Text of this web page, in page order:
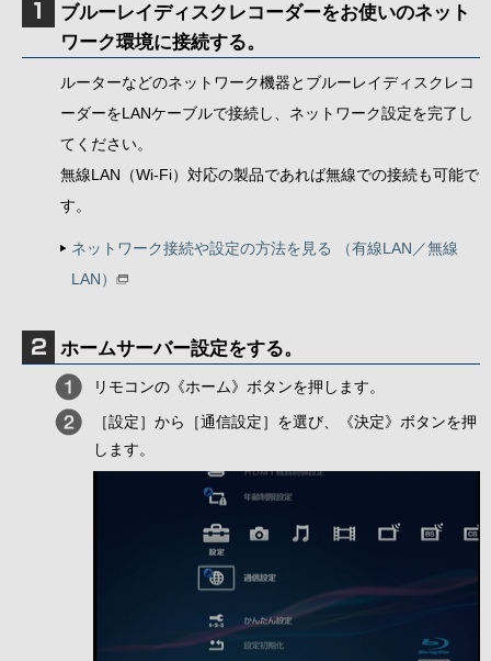
ブルーレイディスクレコーダーをお使いのネット
ワーク環境に接続する。
ルーターなどのネットワーク機器とブルーレイディスクレコ
ーダーをLANケーブルで接続し、ネットワーク設定を完了し
てください。
無線LAN（Wi-Fi）対応の製品であれば無線での接続も可能で
す。
ネットワーク接続や設定の方法を見る （有線LAN／無線
LAN）
ホームサーバー設定をする。
リモコンの《ホーム》ボタンを押します。
［設定］から［通信設定］を選び、《決定》ボタンを押
します。